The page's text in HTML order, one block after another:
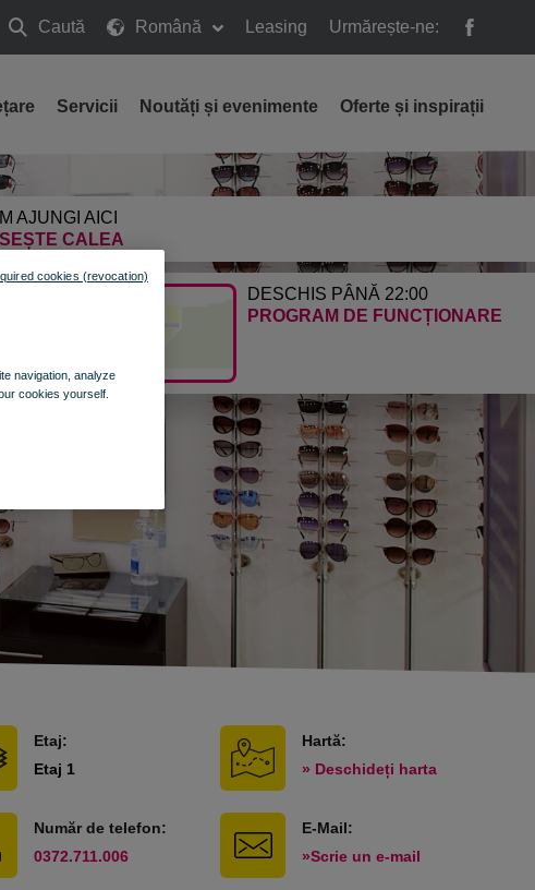
Caută
Caută
Română Leasing Urmărește-ne:
AJUNGI AICI
CALEA
DESCHIS PÂNĂ 22:00
PROGRAM DE FUNCȚIONARE
Servicii Noutăți și evenimente Oferte și inspirații
Etaj:
Etaj 1
Hartă:
» Deschideți harta
Număr de telefon:
0372.711.006
E-Mail:
»Scrie un e-mail
navigation, analyze
cookies yourself.
cookies (revocation)